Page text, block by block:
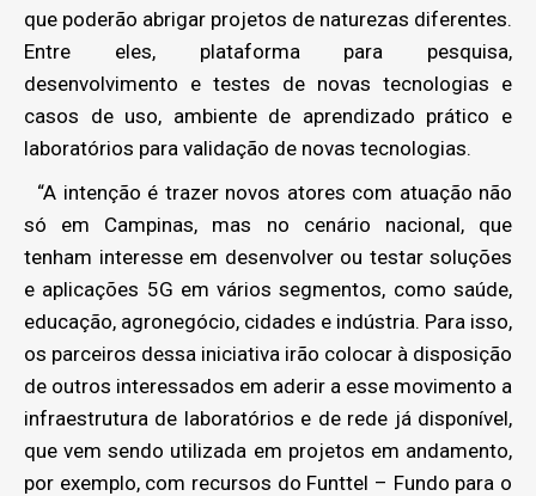
que poderão abrigar projetos de naturezas diferentes.
Entre eles, plataforma para pesquisa,
desenvolvimento e testes de novas tecnologias e
casos de uso, ambiente de aprendizado prático e
laboratórios para validação de novas tecnologias.
“A intenção é trazer novos atores com atuação não
só em Campinas, mas no cenário nacional, que
tenham interesse em desenvolver ou testar soluções
e aplicações 5G em vários segmentos, como saúde,
educação, agronegócio, cidades e indústria. Para isso,
os parceiros dessa iniciativa irão colocar à disposição
de outros interessados em aderir a esse movimento a
infraestrutura de laboratórios e de rede já disponível,
que vem sendo utilizada em projetos em andamento,
por exemplo, com recursos do Funttel – Fundo para o